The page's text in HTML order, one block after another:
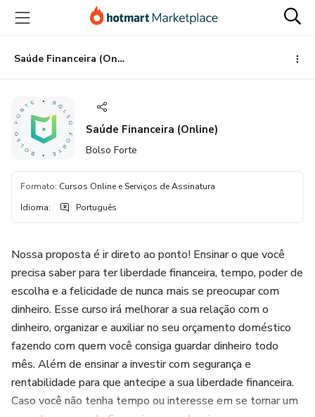
para
conteúdo
principal
para
pagamento
para
rodapé
Saúde Financeira (Online)
Saúde Financeira (Online)
Bolso Forte
Formato: Cursos Online e Serviços de Assinatura
Idioma: Português
Nossa proposta é ir direto ao ponto! Ensinar o que você
precisa saber para ter liberdade financeira, tempo, poder de
escolha e a felicidade de nunca mais se preocupar com
dinheiro. Esse curso irá melhorar a sua relação com o
dinheiro, organizar e auxiliar no seu orçamento doméstico
fazendo com quem você consiga guardar dinheiro todo
mês. Além de ensinar a investir com segurança e
rentabilidade para que antecipe a sua liberdade financeira.
Caso você não tenha tempo ou interesse em se tornar um